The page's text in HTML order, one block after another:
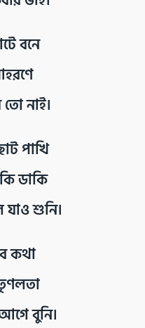
বনে
নাই।
পাখি
ডাকি
শুনি।
কথা
বুনি।